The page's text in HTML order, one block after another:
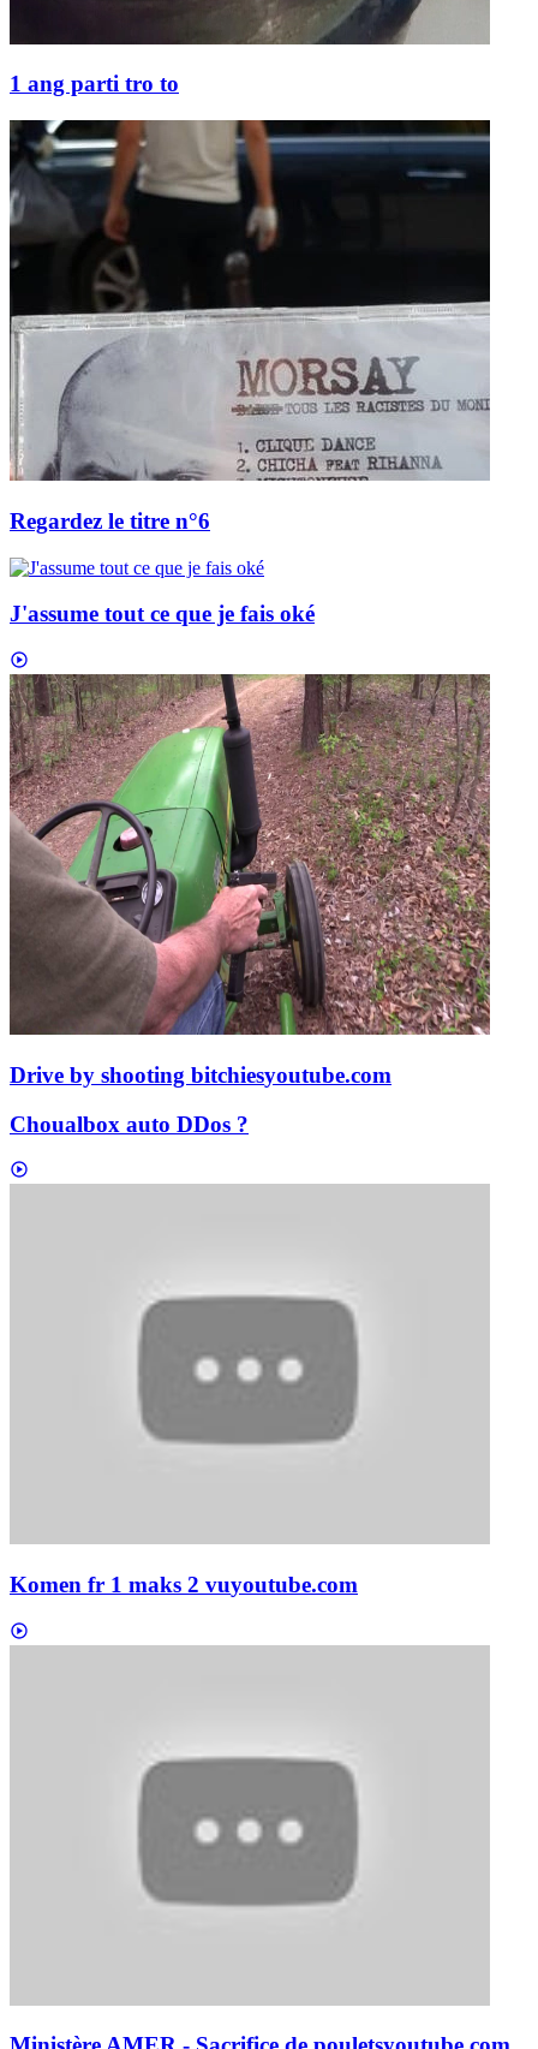
1 ang parti tro to
Regardez le titre n°6
J'assume tout ce que je fais oké
Drive by shooting bitchiesyoutube.com
Choualbox auto DDos ?
Komen fr 1 maks 2 vuyoutube.com